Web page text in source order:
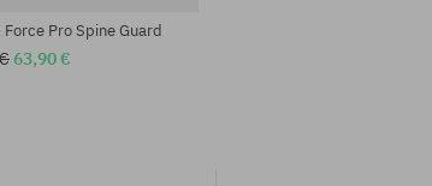
Pro Spine Guard
63,90 €